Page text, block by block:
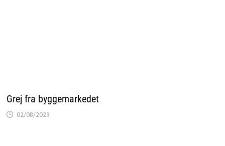
Grej fra byggemarkedet
02/08/2023